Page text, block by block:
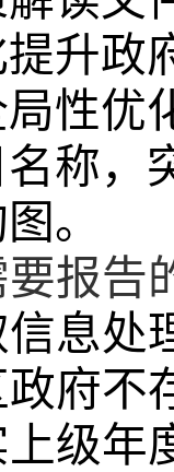
升政
性优
称，
。
报告
信息处
政府不
上级